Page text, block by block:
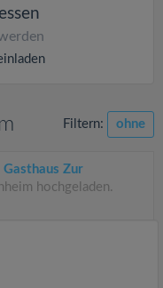
Filtern: ohne
Gasthaus Zur
hochgeladen.